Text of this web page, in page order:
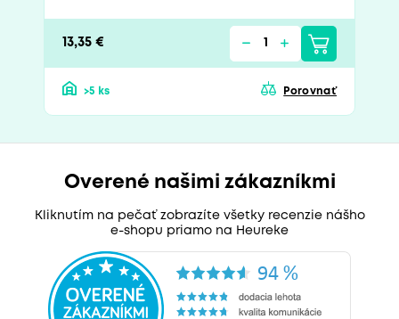
13,35 €
>5 ks Porovnať
Overené našimi zákazníkmi
Kliknutím na pečať zobrazíte všetky recenzie nášho
e-shopu priamo na Heureke